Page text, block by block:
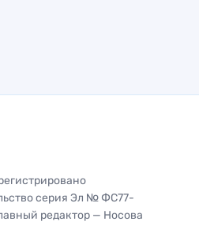
серия Эл № ФС77-
редактор — Носова